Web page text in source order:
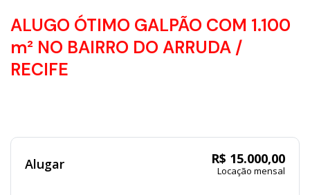
ALUGO ÓTIMO GALPÃO COM 1.100
m² NO BAIRRO DO ARRUDA /
RECIFE
Alugar R$ 15.000,00
Locação mensal